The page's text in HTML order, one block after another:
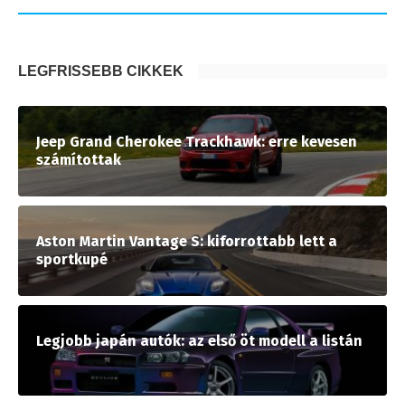
LEGFRISSEBB CIKKEK
Jeep Grand Cherokee Trackhawk: erre kevesen
számítottak
Aston Martin Vantage S: kiforrottabb lett a
sportkupé
Legjobb japán autók: az első öt modell a listán